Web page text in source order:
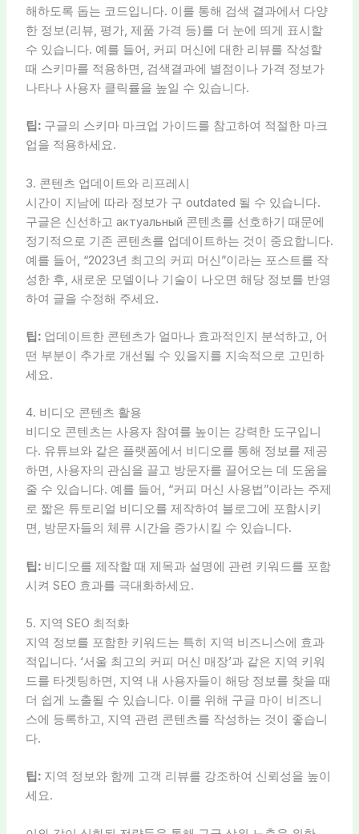
해하도록 돕는 코드입니다. 이를 통해 검색 결과에서 다양
한 정보(리뷰, 평가, 제품 가격 등)를 더 눈에 띄게 표시할
수 있습니다. 예를 들어, 커피 머신에 대한 리뷰를 작성할
때 스키마를 적용하면, 검색결과에 별점이나 가격 정보가
나타나 사용자 클릭률을 높일 수 있습니다.
팁:구글의 스키마 마크업 가이드를 참고하여 적절한 마크
업을 적용하세요.
3. 콘텐츠 업데이트와 리프레시
시간이 지남에 따라 정보가 구 outdated 될 수 있습니다.
구글은 신선하고 актуальный 콘텐츠를 선호하기 때문에
정기적으로 기존 콘텐츠를 업데이트하는 것이 중요합니다.
예를 들어, “2023년 최고의 커피 머신”이라는 포스트를 작
성한 후, 새로운 모델이나 기술이 나오면 해당 정보를 반영
하여 글을 수정해 주세요.
팁:업데이트한 콘텐츠가 얼마나 효과적인지 분석하고, 어
떤 부분이 추가로 개선될 수 있을지를 지속적으로 고민하
세요.
4. 비디오 콘텐츠 활용
비디오 콘텐츠는 사용자 참여를 높이는 강력한 도구입니
다. 유튜브와 같은 플랫폼에서 비디오를 통해 정보를 제공
하면, 사용자의 관심을 끌고 방문자를 끌어오는 데 도움을
줄 수 있습니다. 예를 들어, “커피 머신 사용법”이라는 주제
로 짧은 튜토리얼 비디오를 제작하여 블로그에 포함시키
면, 방문자들의 체류 시간을 증가시킬 수 있습니다.
팁:비디오를 제작할 때 제목과 설명에 관련 키워드를 포함
시켜 SEO 효과를 극대화하세요.
5. 지역 SEO 최적화
지역 정보를 포함한 키워드는 특히 지역 비즈니스에 효과
적입니다. ‘서울 최고의 커피 머신 매장’과 같은 지역 키워
드를 타겟팅하면, 지역 내 사용자들이 해당 정보를 찾을 때
더 쉽게 노출될 수 있습니다. 이를 위해 구글 마이 비즈니
스에 등록하고, 지역 관련 콘텐츠를 작성하는 것이 좋습니
다.
팁:지역 정보와 함께 고객 리뷰를 강조하여 신뢰성을 높이
세요.